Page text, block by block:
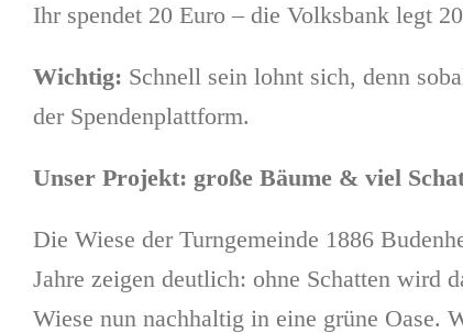
Ihr spendet 20 Euro – die Volksbank legt
Wichtig: Schnell sein lohnt sich, denn
der Spendenplattform.
Unser Projekt: große Bäume & viel
Die Wiese der Turngemeinde 1886
Jahre zeigen deutlich: ohne Schatten wird
Wiese nun nachhaltig in eine grüne Oase.